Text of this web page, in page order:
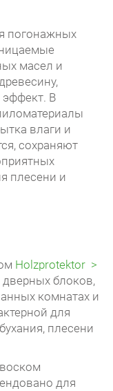
погонажных
масел и
В
влаги и
сохраняют
плесени и
Holzprotektor
блоков,
комнатах и
для
плесени
для